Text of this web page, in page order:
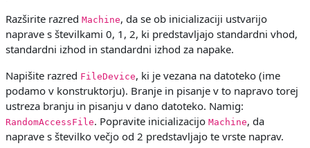
Razširite razred Machine, da se ob inicializaciji ustvarijo
naprave s številkami 0, 1, 2, ki predstavljajo standardni vhod,
standardni izhod in standardni izhod za napake.
Napišite razred FileDevice, ki je vezana na datoteko (ime
podamo v konstruktorju). Branje in pisanje v to napravo torej
ustreza branju in pisanju v dano datoteko. Namig:
RandomAccessFile. Popravite inicializacijo Machine, da
naprave s številko večjo od 2 predstavljajo te vrste naprav.